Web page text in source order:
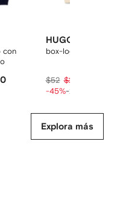
con
HUGO KIDS
box-logo cotton T-
$52 $29
-45%-20%
Explora más